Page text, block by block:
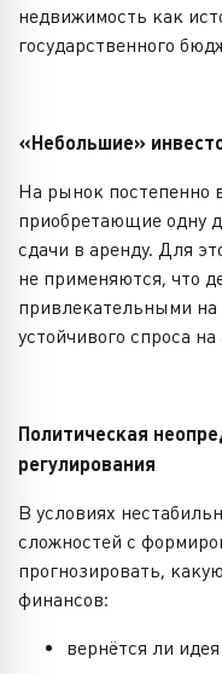
недвижимость как
государственного
«Небольшие»
На рынок постепенно
приобретающие одну
сдачи в аренду. Для
не применяются, что
привлекательными
устойчивого спроса на
Политическая
регулирования
В условиях
сложностей с
прогнозировать,
финансов:
вернётся ли